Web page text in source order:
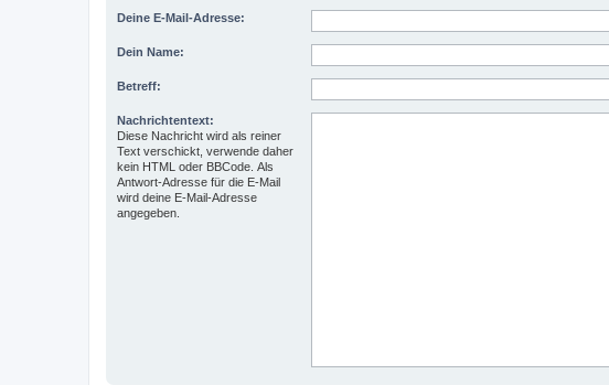
Deine E-Mail-Adresse:
Dein Name:
Betreff:
Nachrichtentext:
Diese Nachricht wird als reiner
Text verschickt, verwende daher
kein HTML oder BBCode. Als
Antwort-Adresse für die E-Mail
wird deine E-Mail-Adresse
angegeben.